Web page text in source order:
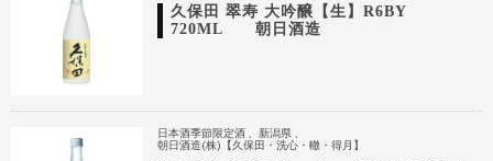
久保田 翠寿 大吟醸【生】R6BY
720ML 朝日酒造
日本酒季節限定酒
新潟県
朝日酒造(株)【久保田・洗心・轍・得月】